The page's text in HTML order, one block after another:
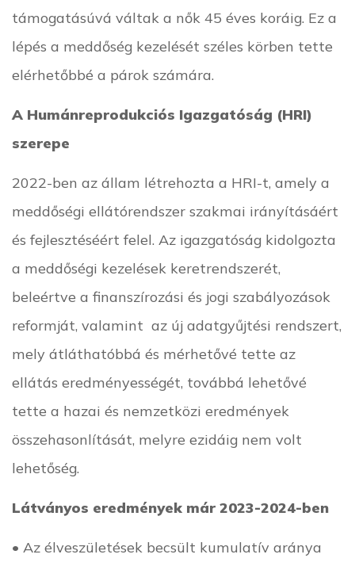
támogatásúvá váltak a nők 45 éves koráig. Ez a
lépés a meddőség kezelését széles körben tette
elérhetőbbé a párok számára.
A Humánreprodukciós Igazgatóság (HRI)
szerepe
2022-ben az állam létrehozta a HRI-t, amely a
meddőségi ellátórendszer szakmai irányításáért
és fejlesztéséért felel. Az igazgatóság kidolgozta
a meddőségi kezelések keretrendszerét,
beleértve a finanszírozási és jogi szabályozások
reformját, valamint az új adatgyűjtési rendszert,
mely átláthatóbbá és mérhetővé tette az
ellátás eredményességét, továbbá lehetővé
tette a hazai és nemzetközi eredmények
összehasonlítását, melyre ezidáig nem volt
lehetőség.
Látványos eredmények már 2023-2024-ben
• Az élveszületések becsült kumulatív aránya